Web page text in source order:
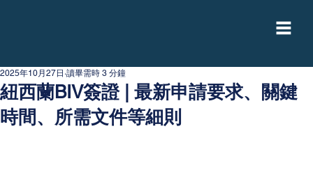
紐西蘭BIV簽證 | 最新申請要求、關鍵
時間、所需文件等細則
2025年10月27日 讀畢需時 3 分鐘